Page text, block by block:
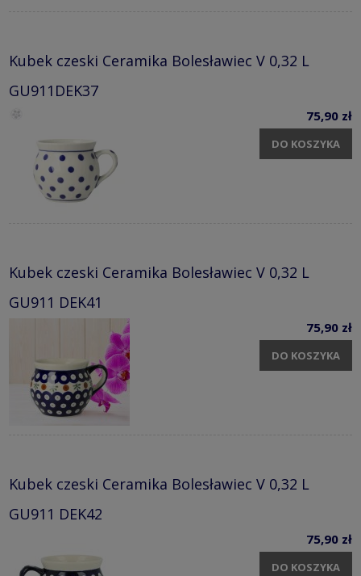
Kubek czeski Ceramika Bolesławiec V 0,32 L
GU911DEK37
75,90 zł
DO KOSZYKA
Kubek czeski Ceramika Bolesławiec V 0,32 L
GU911 DEK41
75,90 zł
DO KOSZYKA
Kubek czeski Ceramika Bolesławiec V 0,32 L
GU911 DEK42
75,90 zł
DO KOSZYKA